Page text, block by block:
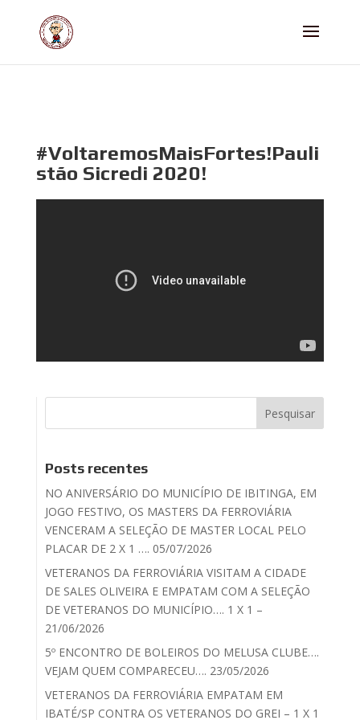
#VoltaremosMaisFortes!Pauli
stão Sicredi 2020!
Posts recentes
NO ANIVERSÁRIO DO MUNICÍPIO DE IBITINGA, EM
JOGO FESTIVO, OS MASTERS DA FERROVIÁRIA
VENCERAM A SELEÇÃO DE MASTER LOCAL PELO
PLACAR DE 2 X 1 …. 05/07/2026
VETERANOS DA FERROVIÁRIA VISITAM A CIDADE
DE SALES OLIVEIRA E EMPATAM COM A SELEÇÃO
DE VETERANOS DO MUNICÍPIO…. 1 X 1 –
21/06/2026
5º ENCONTRO DE BOLEIROS DO MELUSA CLUBE….
VEJAM QUEM COMPARECEU…. 23/05/2026
VETERANOS DA FERROVIÁRIA EMPATAM EM
IBATÉ/SP CONTRA OS VETERANOS DO GREI – 1 X 1